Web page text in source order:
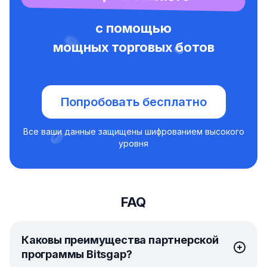
с помощью
мощных торговых ботов
Попробовать бесплатно
Все ваши данные защищены шифрованием высокого
уровня
FAQ
Каковы преимущества партнерской
программы Bitsgap?